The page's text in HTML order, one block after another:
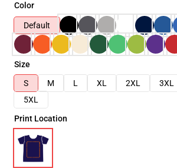
Color
Default
Size
S
M L XL 2XL 3XL
5XL
Print Location